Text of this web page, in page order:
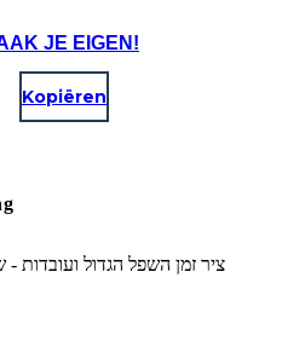
JE EIGEN!
Kopiëren
ציר זמן השפל הגדול ועובדות - שוק